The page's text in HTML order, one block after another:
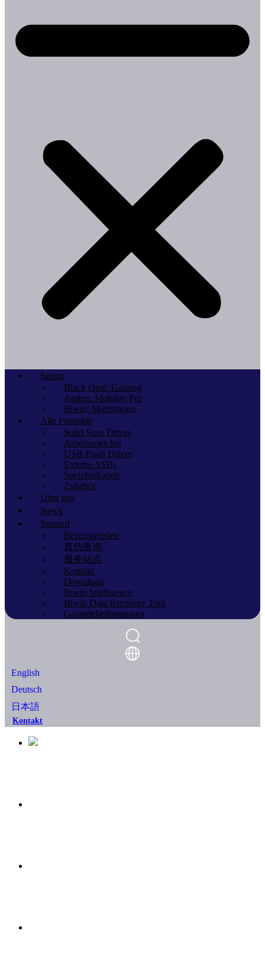
Serien
Black Opal: Gaming
Amber: Mobility Pro
Biwin: Mainstream
Alle Produkte
Solid State Drives
Arbeitsspeicher
USB Flash Drives
Externe SSDs
Speicherkarten
Zubehör
Über uns
News
Support
Bezugsquellen
真伪查询
服务站点
Kontakt
Download
Biwin Intelligence
Biwin Data Recovery Tool
Garantiebedingungen
English
Deutsch
日本語
Kontakt